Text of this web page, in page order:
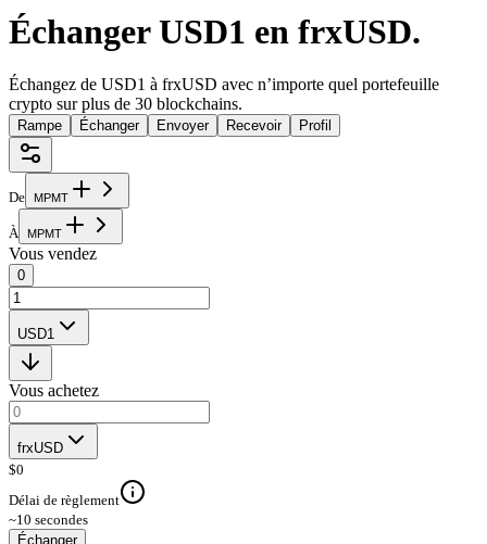
Échanger USD1 en frxUSD.
Échangez de USD1 à frxUSD avec n’importe quel portefeuille
crypto sur plus de 30 blockchains.
Rampe Échanger Envoyer Recevoir Profil
De MPMT
À MPMT
Vous vendez
0
USD1
Vous achetez
frxUSD
$0
Délai de règlement
~10 secondes
Échanger